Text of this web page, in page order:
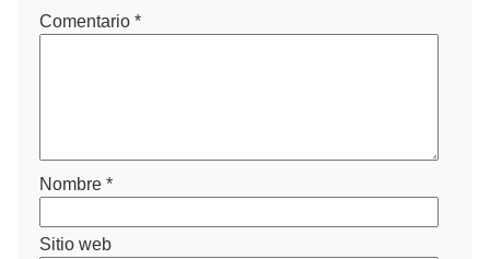
Comentario *
Nombre *
Sitio web